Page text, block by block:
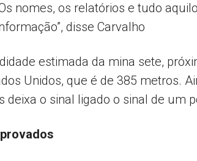
nomes, os relatórios e tudo
disse Carvalho
estimada da mina sete,
Unidos, que é de 385 metros.
o sinal ligado o sinal de um